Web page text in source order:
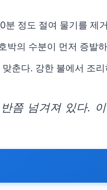
분 정도 절여 물기를 제
박의 수분이 먼저 증발
춘다. 강한 불에서 조
쯤 넘겨져 있다.